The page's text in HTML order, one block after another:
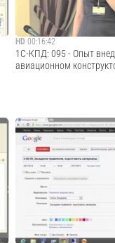
HD 00:16:42
1С-КПД: 095 - Опыт
авиационном
Опыт внедрения
авиационном
Докладчик: Наталия
2013